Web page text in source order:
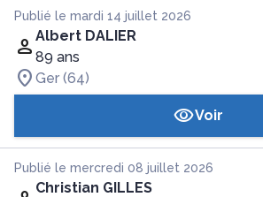
Publié le mardi 14 juillet 2026
Albert DALIER
89 ans
Ger (64)
Voir
Publié le mercredi 08 juillet 2026
Christian GILLES